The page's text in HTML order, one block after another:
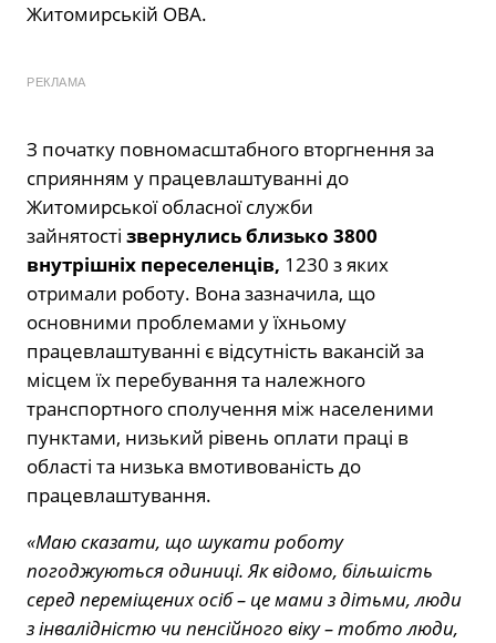
Житомирській ОВА.
РЕКЛАМА
З початку повномасштабного вторгнення за
сприянням у працевлаштуванні до
Житомирської обласної служби
зайнятості звернулись близько 3800
внутрішніх переселенців, 1230 з яких
отримали роботу. Вона зазначила, що
основними проблемами у їхньому
працевлаштуванні є відсутність вакансій за
місцем їх перебування та належного
транспортного сполучення між населеними
пунктами, низький рівень оплати праці в
області та низька вмотивованість до
працевлаштування.
«Маю сказати, що шукати роботу
погоджуються одиниці. Як відомо, більшість
серед переміщених осіб – це мами з дітьми, люди
з інвалідністю чи пенсійного віку – тобто люди,